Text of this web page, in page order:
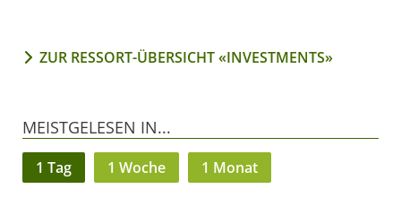
ZUR RESSORT-ÜBERSICHT «INVESTMENTS»
MEISTGELESEN IN...
1 Tag 1 Woche 1 Monat